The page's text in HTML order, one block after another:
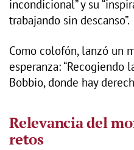
incondicional” y su
trabajando sin descanso”.
Como colofón, lanzó un
esperanza: “Recogiendo
Bobbio, donde hay
Relevancia del
retos